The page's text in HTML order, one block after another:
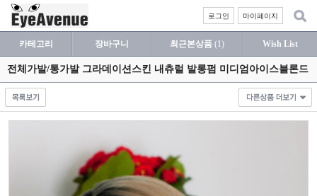
마이페이지
로그인
카테고리 장바구니 최근본상품 (1) Wish List
전체가발/통가발 그라데이션스킨 내츄럴 발롱펌 미디엄아이스블론드